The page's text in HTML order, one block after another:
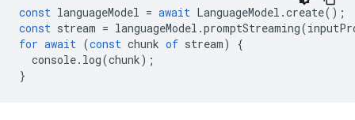
const languageModel = await LanguageModel .create();
const stream = languageModel .promptStreaming(
for await (const chunk of stream)
{
console. log(chunk);
}